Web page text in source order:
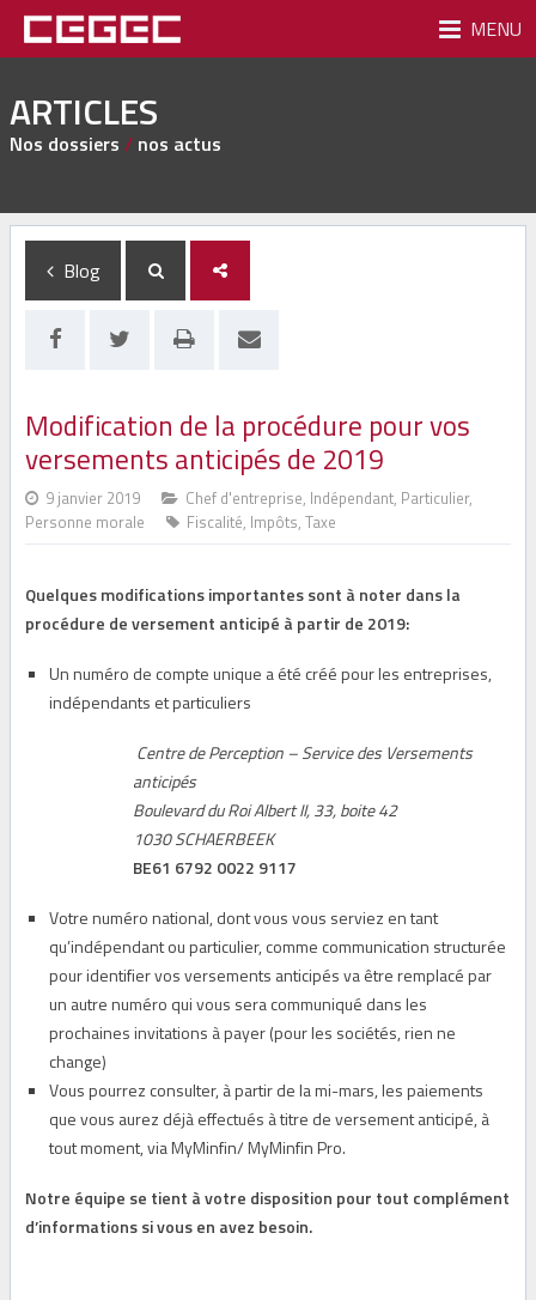
MENU
ARTICLES
Nos dossiers / nos actus
Blog
Modification de la procédure pour vos
versements anticipés de 2019
9 janvier 2019 Chef d'entreprise, Indépendant, Particulier,
Personne morale
Fiscalité, Impôts, Taxe
Quelques modifications importantes sont à noter dans la
procédure de versement anticipé à partir de 2019:
Un numéro de compte unique a été créé pour les entreprises,
indépendants et particuliers
Centre de Perception – Service des Versements
anticipés
Boulevard du Roi Albert II, 33, boite 42
1030 SCHAERBEEK
BE61 6792 0022 9117
Votre numéro national, dont vous vous serviez en tant
qu’indépendant ou particulier, comme communication structurée
pour identifier vos versements anticipés va être remplacé par
un autre numéro qui vous sera communiqué dans les
prochaines invitations à payer (pour les sociétés, rien ne
change)
Vous pourrez consulter, à partir de la mi-mars, les paiements
que vous aurez déjà effectués à titre de versement anticipé, à
tout moment, via MyMinfin/ MyMinfin Pro.
Notre équipe se tient à votre disposition pour tout complément
d’informations si vous en avez besoin.